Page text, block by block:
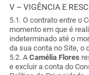
V – VIGÊNCIA E
5.1. O contrato entre o
momento em que é
indeterminado até o
da sua conta no Site, o
5.2. A Camélia Flores
e excluir a conta do